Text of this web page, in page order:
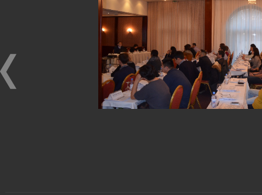
ЭЛЕКТРОННЫЕ СЧЕТА-
ФАКТУРЫ. ВИРТУАЛЬНЫЙ
СКЛАД.
ЭЛЕКТРОННЫЕ СЧЕТА-ФАКТУРЫ. ВИРТУАЛЬНЫЙ